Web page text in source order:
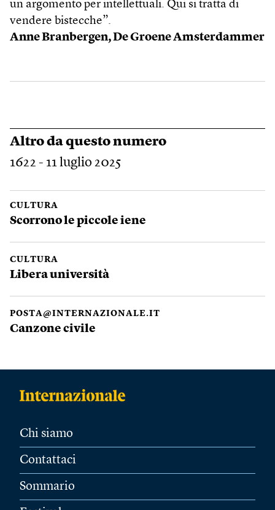
un argomento per intellettuali. Qui si tratta di
vendere bistecche”.
Anne Branbergen, De Groene Amsterdammer
Altro da questo numero
1622 - 11 luglio 2025
CULTURA
Scorrono le piccole iene
CULTURA
Libera università
POSTA@INTERNAZIONALE.IT
Canzone civile
Chi siamo
Contattaci
Sommario